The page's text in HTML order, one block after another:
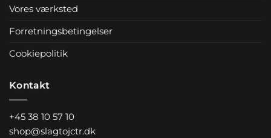
Vores værksted
Forretningsbetingelser
Cookiepolitik
Kontakt
+45 38 10 57 10
shop@slagtojctr.dk